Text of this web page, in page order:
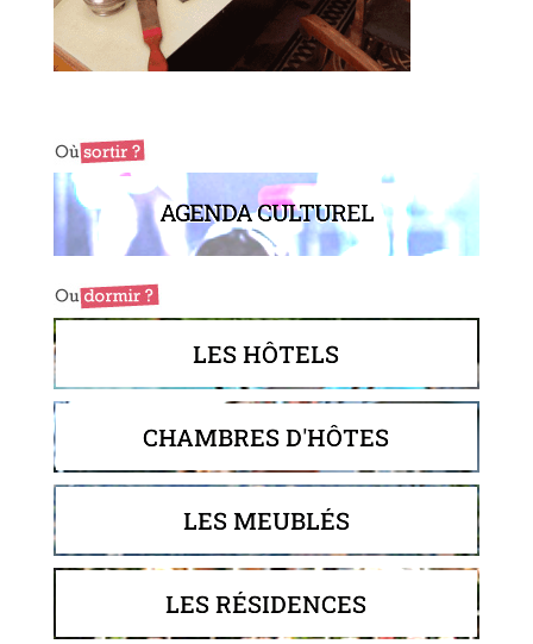
AGENDA CULTUREL
LES HÔTELS
CHAMBRES D'HÔTES
LES MEUBLÉS
LES RÉSIDENCES